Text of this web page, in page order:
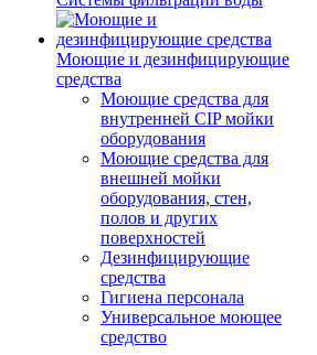
Моющие и дезинфицирующие
средства
Моющие средства для
внутренней CIP мойки
оборудования
Моющие средства для
внешней мойки
оборудования, стен,
полов и других
поверхностей
Дезинфицирующие
средства
Гигиена персонала
Универсальное моющее
средство